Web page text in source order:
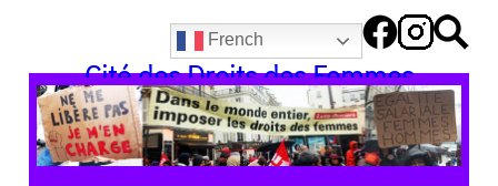
contenu
French
Cité des Droits des Femmes